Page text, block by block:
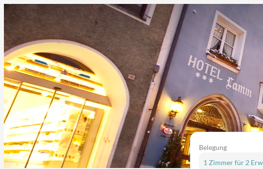
Belegung
1 Zimmerfür 2